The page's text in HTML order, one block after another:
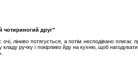
чотириногий друг"
ліниво потягується, а потім несподівано
ручку і покірливо йду на кухню, щоб